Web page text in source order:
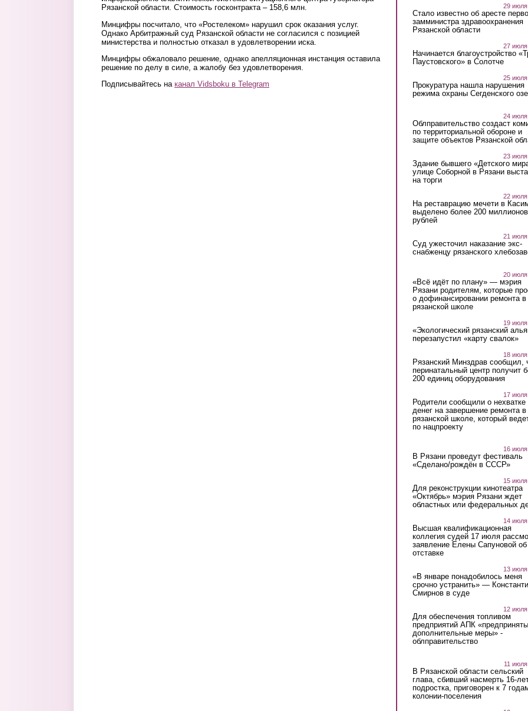
Рязанской области. Стоимость госконтракта – 158,6 млн.
Минцифры посчитало, что «Ростелеком» нарушил срок оказания услуг.
Однако Арбитражный суд Рязанской области не согласился с позицией
министерства и полностью отказал в удовлетворении иска.
Минцифры обжаловало решение, однако апелляционная инстанция оставила
решение по делу в силе, а жалобу без удовлетворения.
Подписывайтесь на канал Vidsboku в Telegram
29
Стало известно об аресте
замминистра здравоохранения
Рязанской области
27
Начинается благоустройство
Паустовского» в Солотче
25
Прокуратура нашла нарушения
режима охраны Сегденского
24
Облправительство создаст
по территориальной обороне и
защите объектов Рязанской
23
Здание бывшего «Детского
улице Соборной в Рязани
на торги
22
На реставрацию мечети в
выделено более 200 миллионов
рублей
21
Суд ужесточил наказание экс-
снабженцу рязанского
20
«Всё идёт по плану» — мэрия
Рязани родителям, которые
о дофинансировании ремонта в
рязанской школе
19
«Экологический рязанский
перезапустил «карту свалок»
18
Рязанский Минздрав сообщил,
перинатальный центр получит
200 единиц оборудования
17
Родители сообщили о нехватке
денег на завершение ремонта в
рязанской школе, который
по нацпроекту
16
В Рязани проведут фестиваль
«Сделано/рождён в СССР»
15
Для реконструкции кинотеатра
«Октябрь» мэрия Рязани ждет
областных или федеральных
14
Высшая квалификационная
коллегия судей 17 июля
заявление Елены Сапуновой об
отставке
13
«В январе понадобилось меня
срочно устранить» —
Смирнов в суде
12
Для обеспечения топливом
предприятий АПК «предприняты
дополнительные меры» -
облправительство
11
В Рязанской области сельский
глава, сбивший насмерть 16-
подростка, приговорен к 7
колонии-поселения